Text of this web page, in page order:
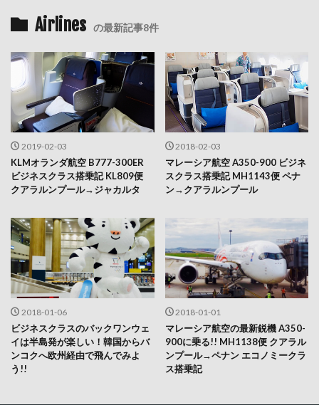
Airlines の最新記事8件
2019-02-03
KLMオランダ航空 B777-300ER
ビジネスクラス搭乗記 KL809便
クアラルンプール→ジャカルタ
2018-02-03
マレーシア航空 A350-900 ビジネ
スクラス搭乗記 MH1143便 ペナ
ン→クアラルンプール
2018-01-06
ビジネスクラスのバックワンウェ
イは半島発が楽しい！韓国からバ
ンコクへ欧州経由で飛んでみよ
う!!
2018-01-01
マレーシア航空の最新鋭機 A350-
900に乗る!! MH1138便 クアラル
ンプール→ペナン エコノミークラ
ス搭乗記